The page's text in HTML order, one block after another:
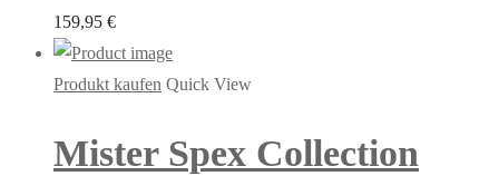
159,95 €
Produkt kaufen Quick View
Mister Spex Collection